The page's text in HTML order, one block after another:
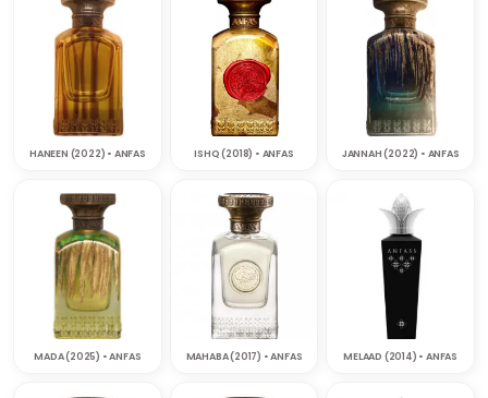
HANEEN (2022) • ANFAS ISHQ (2018) • ANFAS JANNAH (2022) • ANFAS
MADA (2025) • ANFAS MAHABA (2017) • ANFAS MELAAD (2014) • ANFAS